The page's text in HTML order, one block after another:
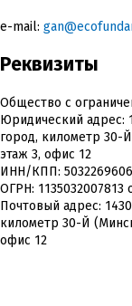
e-mail:
Реквизиты
Общество с
Юридический адрес:
город, километр 30-
этаж 3, офис 12
ИНН/КПП:
ОГРН: 1135032007813
Почтовый адрес:
километр 30-Й
офис 12